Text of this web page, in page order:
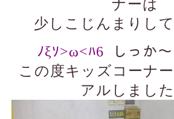
ナーは
少しこじんまりして
ﾉξｿ>ω<ﾊ6 しっか～
この度キッズコーナ
アルしました